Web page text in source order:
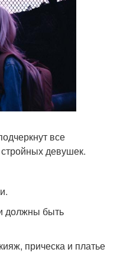
все
девушек.
должны быть
прическа и платье